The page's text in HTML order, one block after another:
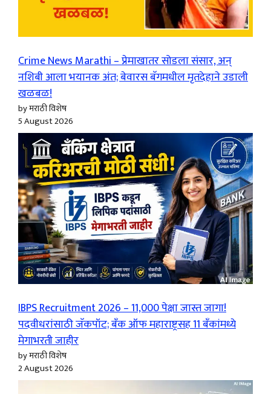
Crime News Marathi – प्रेमाखातर सोडला संसार, अन्
नशिबी आला भयानक अंत; बेवारस बॅगमधील मृतदेहाने उडाली
खळबळ!
by मराठी विशेष
5 August 2026
IBPS Recruitment 2026 – 11,000 पेक्षा जास्त जागा!
पदवीधरांसाठी जॅकपॉट; बँक ऑफ महाराष्ट्रसह 11 बँकांमध्ये
मेगाभरती जाहीर
by मराठी विशेष
2 August 2026